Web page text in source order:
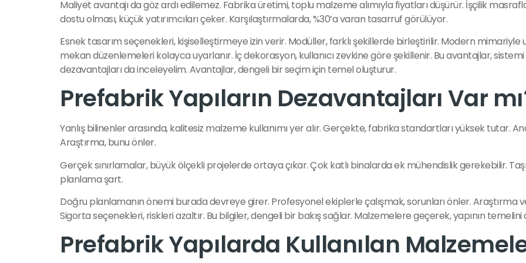
Maliyet avantajı da göz ardı edilemez. Fabrika üretimi, toplu malzeme alımıyla fiyatları düşürür. İşçilik
dostu olması, küçük yatırımcıları çeker. Karşılaştırmalarda, %30’a varan tasarruf görülüyor.
Esnek tasarım seçenekleri, kişiselleştirmeye izin verir. Modüller, farklı şekillerde birleştirilir. Modern
mekan düzenlemeleri kolayca uyarlanır. İç dekorasyon, kullanıcı zevkine göre şekillenir. Bu avantajlar,
dezavantajları da inceleyelim. Avantajlar, dengeli bir seçim için temel oluşturur.
Prefabrik Yapıların Dezavantajları Var
Yanlış bilinenler arasında, kalitesiz malzeme kullanımı yer alır. Gerçekte, fabrika standartları yüksek tutar.
Araştırma, bunu önler.
Gerçek sınırlamalar, büyük ölçekli projelerde ortaya çıkar. Çok katlı binalarda ek mühendislik gerekebilir.
planlama şart.
Doğru planlamanın önemi burada devreye girer. Profesyonel ekiplerle çalışmak, sorunları önler. Araştırma
Sigorta seçenekleri, riskleri azaltır. Bu bilgiler, dengeli bir bakış sağlar. Malzemelere geçerek, yapının
Prefabrik Yapılarda Kullanılan